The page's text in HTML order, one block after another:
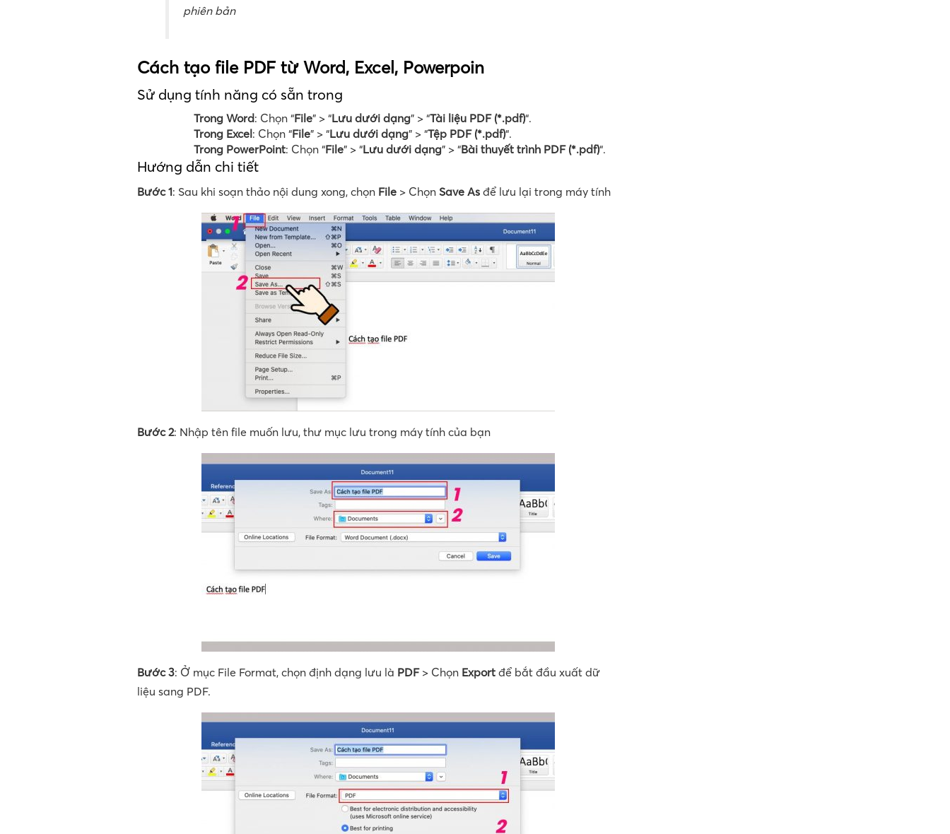
phiên bản
Cách tạo file PDF từ Word, Excel, Powerpoin
Sử dụng tính năng có sẵn trong
Trong Word: Chọn “File” > “Lưu dưới dạng” > “Tài liệu PDF (*.pdf)“.
Trong Excel: Chọn “File” > “Lưu dưới dạng” > “Tệp PDF (*.pdf)“.
Trong PowerPoint: Chọn “File” > “Lưu dưới dạng” > “Bài thuyết trình PDF (*.pdf)“.
Hướng dẫn chi tiết
Bước 1: Sau khi soạn thảo nội dung xong, chọn File > Chọn Save As để lưu lại trong máy tính
Bước 2: Nhập tên file muốn lưu, thư mục lưu trong máy tính của bạn
Bước 3: Ở mục File Format, chọn định dạng lưu là PDF> Chọn Export để bắt đầu xuất dữ
liệu sang PDF.